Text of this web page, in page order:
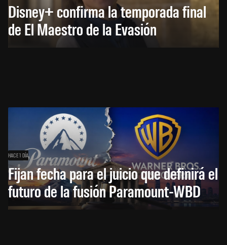
Disney+ confirma la temporada final
de El Maestro de la Evasión
HACE 1 DÍA
Fijan fecha para el juicio que definirá el
futuro de la fusión Paramount-WBD